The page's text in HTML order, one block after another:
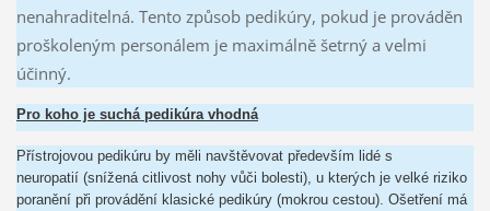
nenahraditelná. Tento způsob pedikúry, pokud je prováděn
proškoleným personálem je maximálně šetrný a velmi
účinný.
Pro koho je suchá pedikúra vhodná
Přístrojovou pedikúru by měli navštěvovat především lidé s
neuropatií (snížená citlivost nohy vůči bolesti), u kterých je velké riziko
poranění při provádění klasické pedikúry (mokrou cestou). Ošetření má